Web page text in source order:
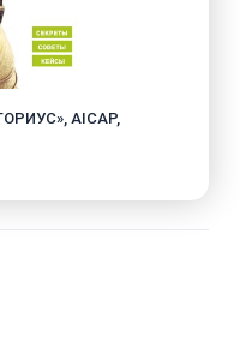
AICAP,